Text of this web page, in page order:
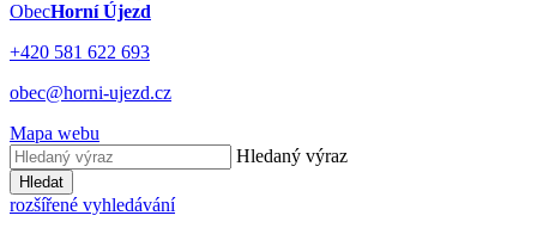
ObecHorní Újezd
+420 581 622 693
obec@horni-ujezd.cz
Mapa webu
Hledaný výraz
Hledat
rozšířené vyhledávání